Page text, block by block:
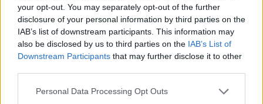
your opt-out. You may separately opt-out of the further
disclosure of your personal information by third parties on the
IAB’s list of downstream participants. This information may
also be disclosed by us to third parties on the IAB’s List of
Downstream Participants that may further disclose it to other
Personal Data Processing Opt Outs
ΗΠΑ και Ιράν συμφώνησαν σε οδικό
χάρτη για την επίτευξη οριστικής
συμφωνίας σε 60 ημέρες
22 Ιουνίου 2026
ζώνη Ρας Λαφάν δεν θα επηρεάσει τις